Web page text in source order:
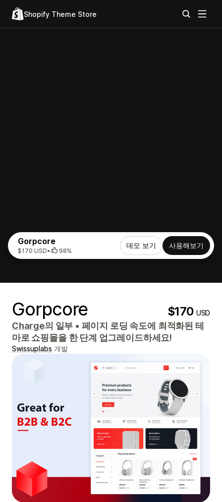
Shopify Theme Store
Gorpcore
$170 USD• 98%
데모 보기 사용해보기
Gorpcore $170USD
Charge의 일부 • 페이지 로딩 속도에 최적화된 테
마로 쇼핑몰을 한 단계 업그레이드하세요!
Swissuplabs 개발